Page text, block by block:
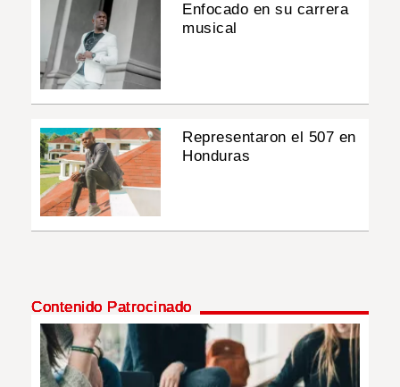
Enfocado en su carrera
musical
Representaron el 507 en
Honduras
Contenido Patrocinado